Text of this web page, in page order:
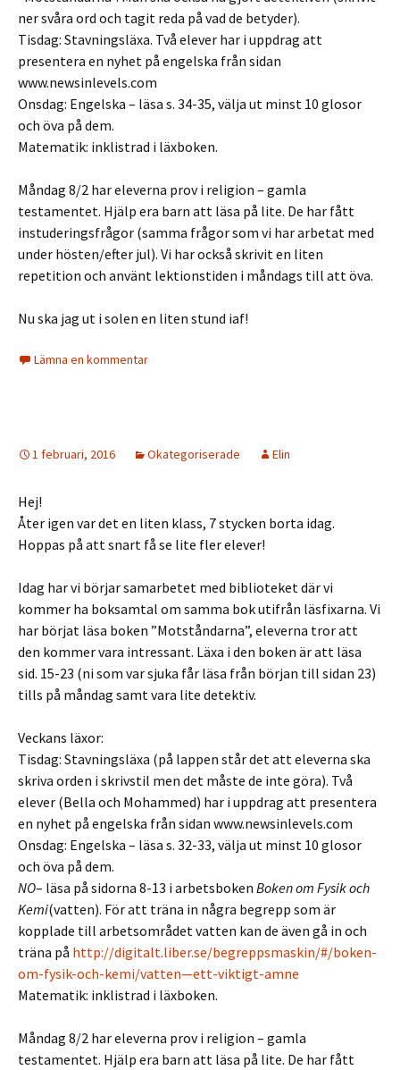
ner svåra ord och tagit reda på vad de betyder).
Tisdag: Stavningsläxa. Två elever har i uppdrag att
presentera en nyhet på engelska från sidan
www.newsinlevels.com
Onsdag: Engelska – läsa s. 34-35, välja ut minst 10 glosor
och öva på dem.
Matematik: inklistrad i läxboken.
Måndag 8/2 har eleverna prov i religion – gamla
testamentet. Hjälp era barn att läsa på lite. De har fått
instuderingsfrågor (samma frågor som vi har arbetat med
under hösten/efter jul). Vi har också skrivit en liten
repetition och använt lektionstiden i måndags till att öva.
Nu ska jag ut i solen en liten stund iaf!
Lämna en kommentar
1 februari, 2016 Okategoriserade Elin
Hej!
Åter igen var det en liten klass, 7 stycken borta idag.
Hoppas på att snart få se lite fler elever!
Idag har vi börjar samarbetet med biblioteket där vi
kommer ha boksamtal om samma bok utifrån läsfixarna. Vi
har börjat läsa boken ”Motståndarna”, eleverna tror att
den kommer vara intressant. Läxa i den boken är att läsa
sid. 15-23 (ni som var sjuka får läsa från början till sidan 23)
tills på måndag samt vara lite detektiv.
Veckans läxor:
Tisdag: Stavningsläxa (på lappen står det att eleverna ska
skriva orden i skrivstil men det måste de inte göra). Två
elever (Bella och Mohammed) har i uppdrag att presentera
en nyhet på engelska från sidan www.newsinlevels.com
Onsdag: Engelska – läsa s. 32-33, välja ut minst 10 glosor
och öva på dem.
NO– läsa på sidorna 8-13 i arbetsboken Boken om Fysik och
Kemi(vatten). För att träna in några begrepp som är
kopplade till arbetsområdet vatten kan de även gå in och
träna på http://digitalt.liber.se/begreppsmaskin/#/boken-
om-fysik-och-kemi/vatten—ett-viktigt-amne
Matematik: inklistrad i läxboken.
Måndag 8/2 har eleverna prov i religion – gamla
testamentet. Hjälp era barn att läsa på lite. De har fått